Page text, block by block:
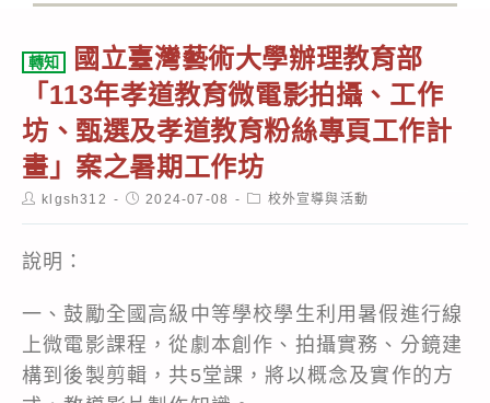
轉知
國立臺灣藝術大學辦理教育部
「113年孝道教育微電影拍攝、工作
坊、甄選及孝道教育粉絲專頁工作計
畫」案之暑期工作坊
Postklgsh312
Post2024-07-08
Post校外宣導與活動
說明：
一、鼓勵全國高級中等學校學生利用暑假進行線
上微電影課程，從劇本創作、拍攝實務、分鏡建
構到後製剪輯，共5堂課，將以概念及實作的方